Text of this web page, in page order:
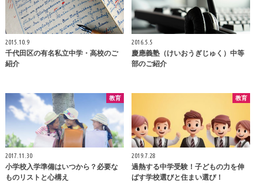
2015.10.9
千代田区の有名私立中学・高校のご
紹介
2016.5.5
慶應義塾（けいおうぎじゅく）中等
部のご紹介
教育
2017.11.30
小学校入学準備はいつから？必要な
ものリストと心構え
教育
2019.7.28
過熱する中学受験！子どもの力を伸
ばす学校選びと住まい選び！